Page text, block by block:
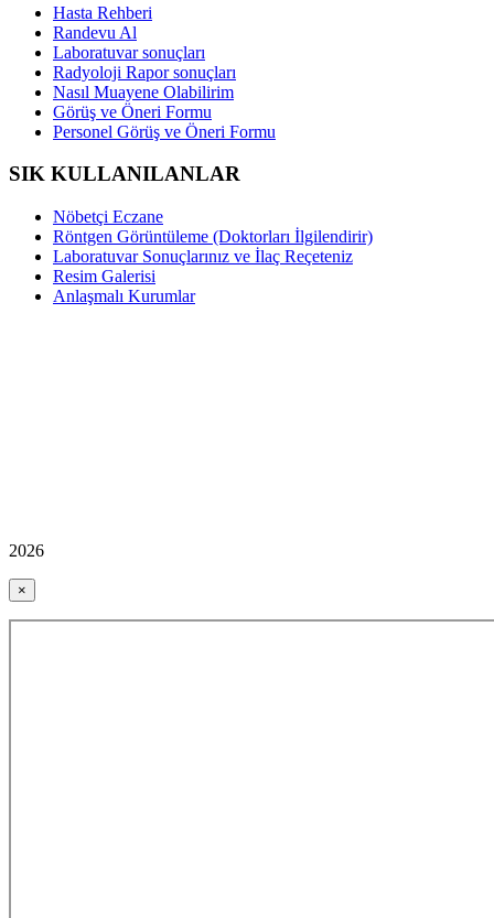
Hasta Rehberi
Randevu Al
Laboratuvar sonuçları
Radyoloji Rapor sonuçları
Nasıl Muayene Olabilirim
Görüş ve Öneri Formu
Personel Görüş ve Öneri Formu
SIK KULLANILANLAR
Nöbetçi Eczane
Röntgen Görüntüleme (Doktorları İlgilendirir)
Laboratuvar Sonuçlarınız ve İlaç Reçeteniz
Resim Galerisi
Anlaşmalı Kurumlar
2026
×